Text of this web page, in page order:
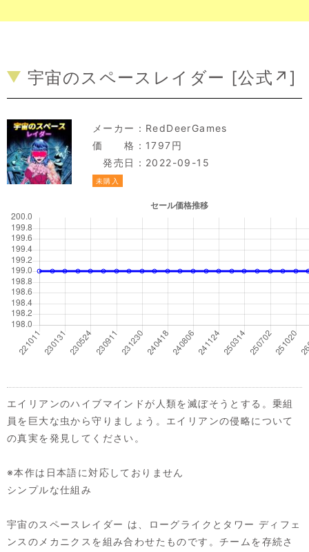
宇宙のスペースレイダー [公式↗]
メーカー： RedDeerGames
価 格：1797円
発売日：2022-09-15
未購入
エイリアンのハイブマインドが人類を滅ぼそうとする。乗組
員を巨大な虫から守りましょう。エイリアンの侵略について
の真実を発見してください。
※本作は日本語に対応しておりません
シンプルな仕組み
宇宙のスペースレイダー は、ローグライクとタワー ディフェ
ンスのメカニクスを組み合わせたものです。チームを存続さ